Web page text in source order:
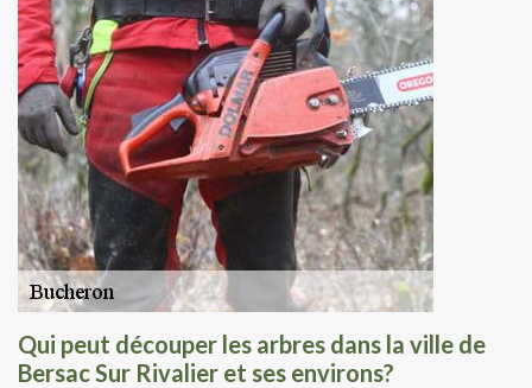
Qui peut découper les arbres dans la ville de
Bersac Sur Rivalier et ses environs?